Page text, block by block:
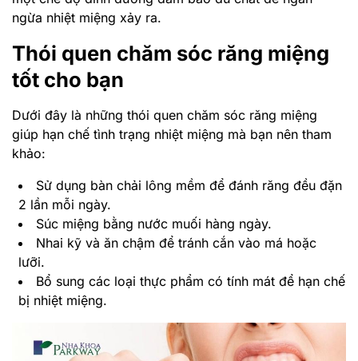
ngừa nhiệt miệng xảy ra.
Thói quen chăm sóc răng miệng
tốt cho bạn
Dưới đây là những thói quen chăm sóc răng miệng
giúp hạn chế tình trạng nhiệt miệng mà bạn nên tham
khảo:
Sử dụng bàn chải lông mềm để đánh răng đều đặn
2 lần mỗi ngày.
Súc miệng bằng nước muối hàng ngày.
Nhai kỹ và ăn chậm để tránh cắn vào má hoặc
lưỡi.
Bổ sung các loại thực phẩm có tính mát để hạn chế
bị nhiệt miệng.